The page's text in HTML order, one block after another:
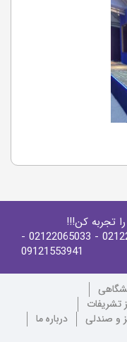
تجربه کن!!!
- 02122065033
-
09121553941
تشریفات
و صندلی
درباره ما